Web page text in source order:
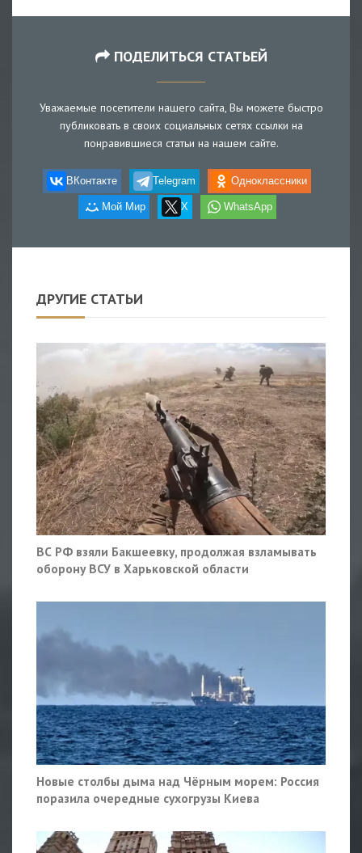
ПОДЕЛИТЬСЯ СТАТЬЕЙ
Уважаемые посетители нашего сайта, Вы можете быстро
публиковать в своих социальных сетях ссылки на
понравившиеся статьи на нашем сайте.
ВКонтакте Telegram Одноклассники
Мой Мир X WhatsApp
ДРУГИЕ СТАТЬИ
ВС РФ взяли Бакшеевку, продолжая взламывать
оборону ВСУ в Харьковской области
Новые столбы дыма над Чёрным морем: Россия
поразила очередные сухогрузы Киева